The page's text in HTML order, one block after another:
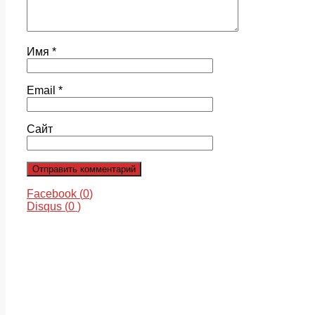
Имя *
Email *
Сайт
Facebook (0)
Disqus (0 )